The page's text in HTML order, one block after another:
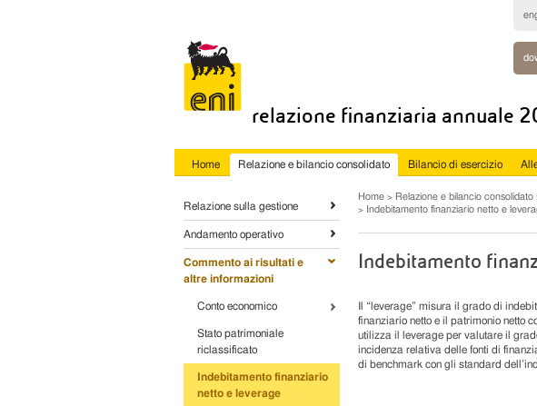
relazione finanziaria annuale
Home Relazione e bilancio consolidato Bilancio di esercizio
Relazione sulla gestione
Andamento operativo
Commento ai risultati e
altre informazioni
Conto economico
Stato patrimoniale
riclassificato
Indebitamento finanziario
netto e leverage
Home Relazione e bilancio consolidato
Indebitamento finanziario netto e
Indebitamento
Il “leverage” misura il grado di
finanziario netto e il patrimonio netto
utilizza il leverage per valutare il
incidenza relativa delle fonti di
di benchmark con gli standard